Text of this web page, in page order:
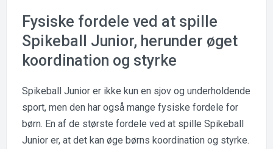
Fysiske fordele ved at spille
Spikeball Junior, herunder øget
koordination og styrke
Spikeball Junior er ikke kun en sjov og underholdende
sport, men den har også mange fysiske fordele for
børn. En af de største fordele ved at spille Spikeball
Junior er, at det kan øge børns koordination og styrke.